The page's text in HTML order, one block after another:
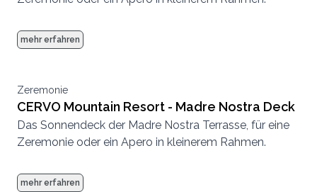
mehr erfahren
Zeremonie
CERVO Mountain Resort - Madre Nostra Deck
Das Sonnendeck der Madre Nostra Terrasse, für eine
Zeremonie oder ein Apero in kleinerem Rahmen.
mehr erfahren